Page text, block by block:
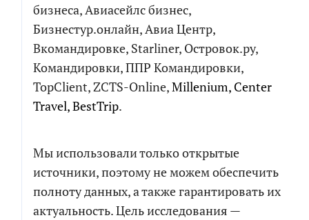
бизнеса, Авиасейлс бизнес,
Бизнестур.онлайн, Авиа Центр,
Вкомандировке, Starliner, Островок.ру,
Командировки, ППР Командировки,
TopClient, ZCTS-Online,Millenium, Center
Travel, BestTrip.
Мы использовали только открытые
источники, поэтому не можем обеспечить
полноту данных, а также гарантировать их
актуальность. Цель исследования —